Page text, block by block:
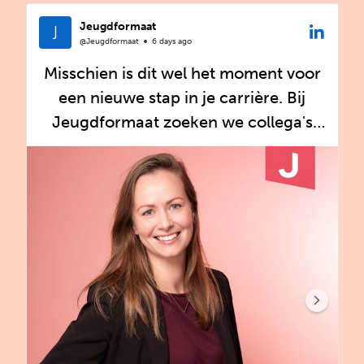
#Jeugdformaat
Jeugdformaat
@Jeugdformaat 6 days ago
Misschien is dit wel het moment voor
een nieuwe stap in je carrière. Bij
Jeugdformaat zoeken we collega's
die met passie en betrokkenheid
willen bijdragen aan de ontwikkeling
van kinderen, jongeren en gezinnen.
Kinder- en jeugdpsychiater
https://lnkd.in/eBshX3Sa
Ambulant hulpverlener bij
Ouderschap Blijft
https://lnkd.in/e3bSj_9N